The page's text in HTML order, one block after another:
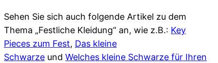
Sehen Sie sich auch folgende Artikel zu dem
Thema „Festliche Kleidung“ an, wie z.B.: Key
Pieces zum Fest, Das kleine
Schwarze und Welches kleine Schwarze für Ihren